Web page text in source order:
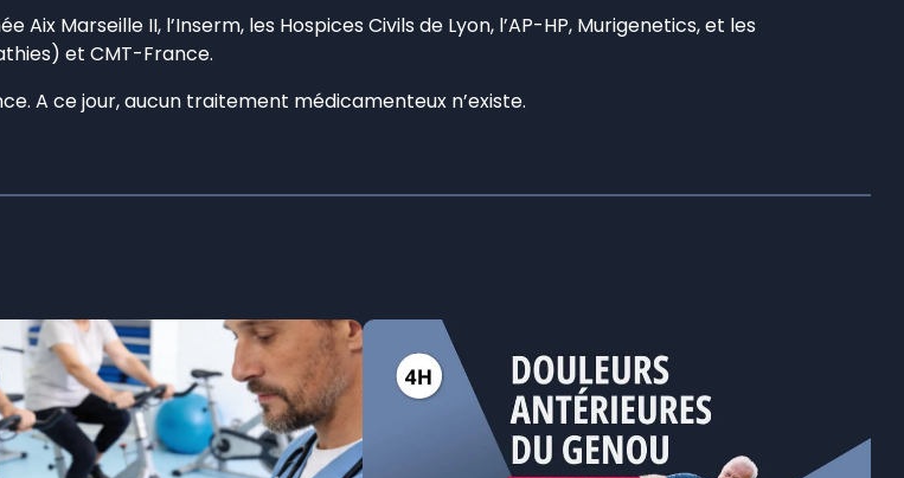
Marseille II, l’Inserm, les Hospices Civils de Lyon, l’AP-HP, Murigenetics, et les
et CMT-France.
A ce jour, aucun traitement médicamenteux n’existe.